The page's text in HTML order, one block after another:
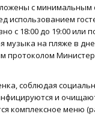
с
18:00 до 19:00 или
на пляже в
протоколом
соблюдая
и
комплексное меню